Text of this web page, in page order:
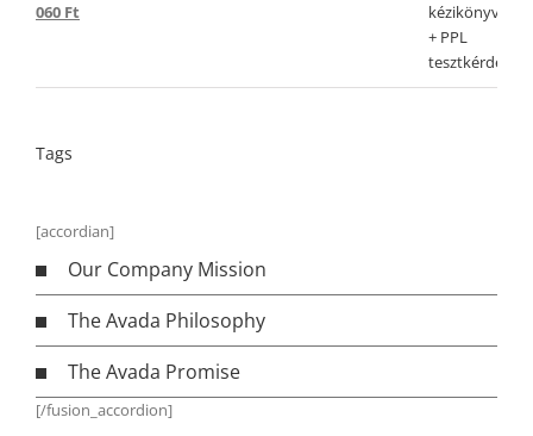
800 Ft.
060 Ft
52
Tags
[accordian]
Our Company Mission
The Avada Philosophy
The Avada Promise
[/fusion_accordion]